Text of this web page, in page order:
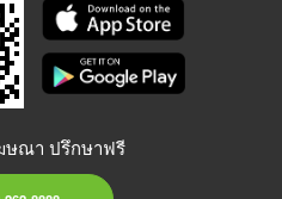
ษณา ปรึกษาฟรี